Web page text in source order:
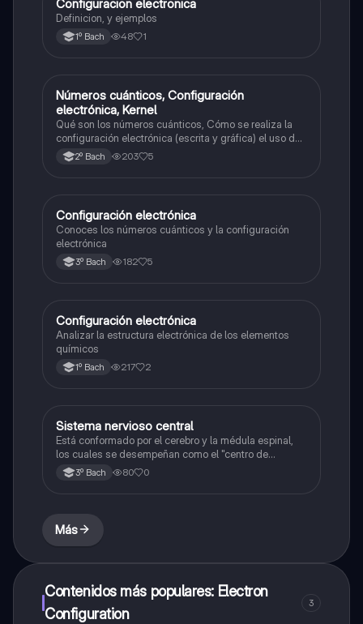
Matemáticas
Configuracion electronica
Definicion, y ejemplos
1º Bach 48 1
Química
Números cuánticos, Configuración
electrónica, Kernel
Qué son los números cuánticos, Cómo se realiza la
configuración electrónica (escrita y gráfica) el uso de
la tabla de Kernel
2º Bach 203 5
Química
Configuración electrónica
Conoces los números cuánticos y la configuración
electrónica
3º Bach 182 5
Química
Configuración electrónica
Analizar la estructura electrónica de los elementos
químicos
1º Bach 217 2
Química
Sistema nervioso central
Está conformado por el cerebro y la médula espinal,
los cuales se desempeñan como el "centro de
procesamiento" principal para todo el sistema
nervioso y controlan todas las funciones del cuerpo.
3º Bach 80 0
Más
Contenidos más populares: Electron
Configuration
3